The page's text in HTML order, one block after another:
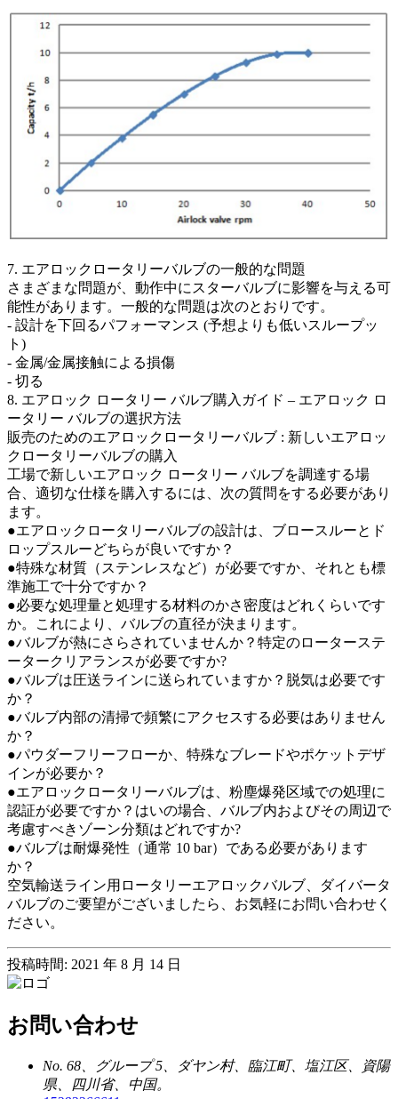
7. エアロックロータリーバルブの一般的な問題
さまざまな問題が、動作中にスターバルブに影響を与える可
能性があります。一般的な問題は次のとおりです。
- 設計を下回るパフォーマンス (予想よりも低いスループッ
ト)
- 金属/金属接触による損傷
- 切る
8. エアロック ロータリー バルブ購入ガイド – エアロック ロ
ータリー バルブの選択方法
販売のためのエアロックロータリーバルブ : 新しいエアロッ
クロータリーバルブの購入
工場で新しいエアロック ロータリー バルブを調達する場
合、適切な仕様を購入するには、次の質問をする必要があり
ます。
●エアロックロータリーバルブの設計は、ブロースルーとド
ロップスルーどちらが良いですか？
●特殊な材質（ステンレスなど）が必要ですか、それとも標
準施工で十分ですか？
●必要な処理量と処理する材料のかさ密度はどれくらいです
か。これにより、バルブの直径が決まります。
●バルブが熱にさらされていませんか？特定のローターステ
ータークリアランスが必要ですか?
●バルブは圧送ラインに送られていますか？脱気は必要です
か？
●バルブ内部の清掃で頻繁にアクセスする必要はありません
か？
●パウダーフリーフローか、特殊なブレードやポケットデザ
インが必要か？
●エアロックロータリーバルブは、粉塵爆発区域での処理に
認証が必要ですか？はいの場合、バルブ内およびその周辺で
考慮すべきゾーン分類はどれですか?
●バルブは耐爆発性（通常 10 bar）である必要があります
か？
空気輸送ライン用ロータリーエアロックバルブ、ダイバータ
バルブのご要望がございましたら、お気軽にお問い合わせく
ださい。
投稿時間: 2021 年 8 月 14 日
お問い合わせ
No. 68、グループ 5、ダヤン村、臨江町、塩江区、資陽
県、四川省、中国。